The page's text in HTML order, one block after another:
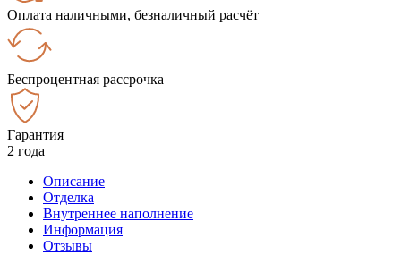
Оплата наличными, безналичный расчёт
Беспроцентная рассрочка
Гарантия
2 года
Описание
Отделка
Внутреннее наполнение
Информация
Отзывы